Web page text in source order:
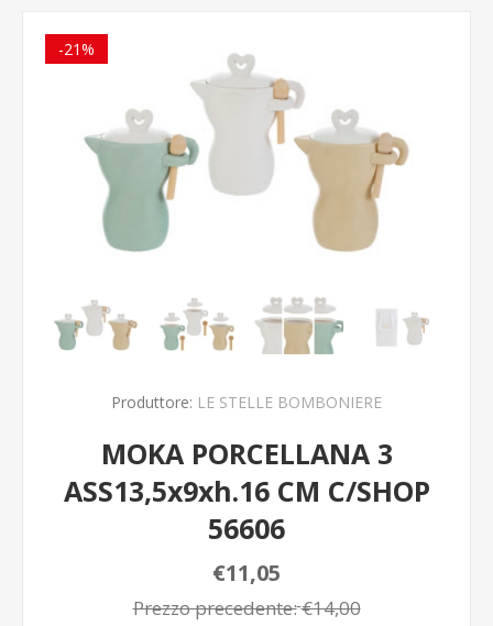
-21%
Produttore: LE STELLE BOMBONIERE
MOKA PORCELLANA 3
ASS13,5x9xh.16 CM C/SHOP
56606
€11,05
Prezzo precedente:€14,00